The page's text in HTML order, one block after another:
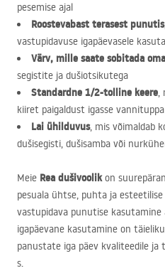
pesemise ajal
Roostevabast terasest punutis
vastupidavuse igapäevasele
Värv, mille saate sobitada
segistite ja dušiotsikutega
Standardne 1/2-tolline keere,
kiiret paigaldust igasse vannituppa
Lai ühilduvus, mis võimaldab
dušisegisti, dušisamba või
Meie Rea dušivoolikon
pesuala ühtse, puhta ja
vastupidava punutise kasutamine
igapäevane kasutamine on
panustate iga päev kvaliteedile ja
s.